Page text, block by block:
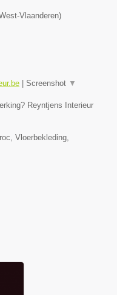
Vlaanderen)
Screenshot ▼
Reyntjens Interieur
Vloerbekleding,